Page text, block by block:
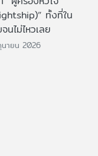
ทั้งที่ใน
จนไม่ไหวเลย
ายน 2026